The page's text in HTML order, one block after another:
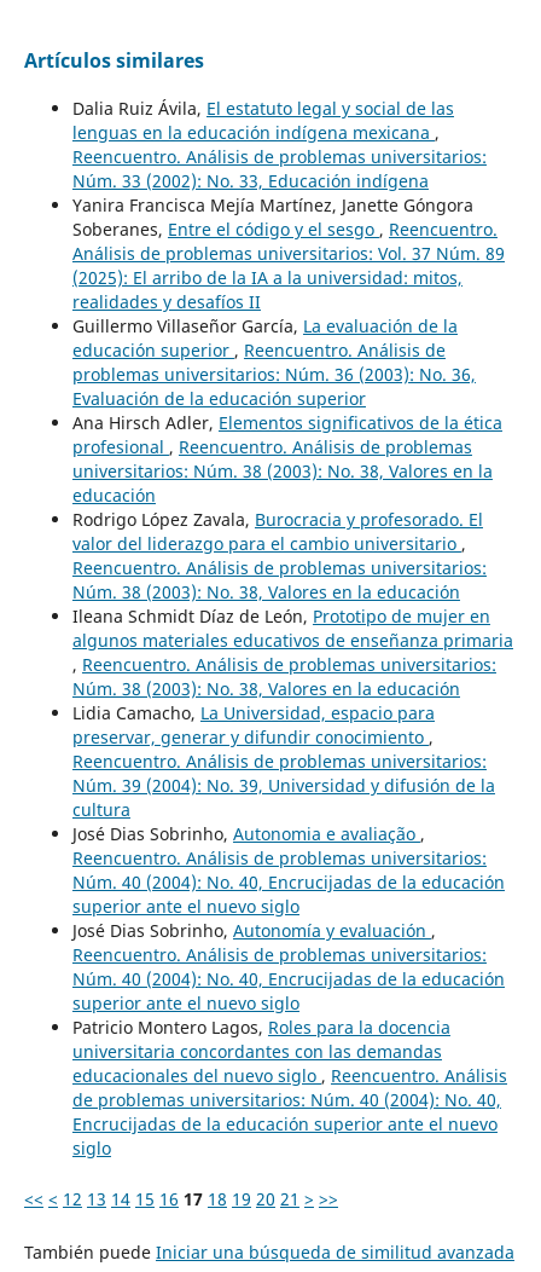
Artículos similares
Dalia Ruiz Ávila, El estatuto legal y social de las
lenguas en la educación indígena mexicana ,
Reencuentro. Análisis de problemas universitarios:
Núm. 33 (2002): No. 33, Educación indígena
Yanira Francisca Mejía Martínez, Janette Góngora
Soberanes, Entre el código y el sesgo , Reencuentro.
Análisis de problemas universitarios: Vol. 37 Núm. 89
(2025): El arribo de la IA a la universidad: mitos,
realidades y desafíos II
Guillermo Villaseñor García, La evaluación de la
educación superior , Reencuentro. Análisis de
problemas universitarios: Núm. 36 (2003): No. 36,
Evaluación de la educación superior
Ana Hirsch Adler, Elementos significativos de la ética
profesional , Reencuentro. Análisis de problemas
universitarios: Núm. 38 (2003): No. 38, Valores en la
educación
Rodrigo López Zavala, Burocracia y profesorado. El
valor del liderazgo para el cambio universitario ,
Reencuentro. Análisis de problemas universitarios:
Núm. 38 (2003): No. 38, Valores en la educación
Ileana Schmidt Díaz de León, Prototipo de mujer en
algunos materiales educativos de enseñanza primaria
, Reencuentro. Análisis de problemas universitarios:
Núm. 38 (2003): No. 38, Valores en la educación
Lidia Camacho, La Universidad, espacio para
preservar, generar y difundir conocimiento ,
Reencuentro. Análisis de problemas universitarios:
Núm. 39 (2004): No. 39, Universidad y difusión de la
cultura
José Dias Sobrinho, Autonomia e avaliação ,
Reencuentro. Análisis de problemas universitarios:
Núm. 40 (2004): No. 40, Encrucijadas de la educación
superior ante el nuevo siglo
José Dias Sobrinho, Autonomía y evaluación ,
Reencuentro. Análisis de problemas universitarios:
Núm. 40 (2004): No. 40, Encrucijadas de la educación
superior ante el nuevo siglo
Patricio Montero Lagos, Roles para la docencia
universitaria concordantes con las demandas
educacionales del nuevo siglo , Reencuentro. Análisis
de problemas universitarios: Núm. 40 (2004): No. 40,
Encrucijadas de la educación superior ante el nuevo
siglo
<< < 12 13 14 15 16 17 18 19 20 21 > >>
También puede Iniciar una búsqueda de similitud avanzada